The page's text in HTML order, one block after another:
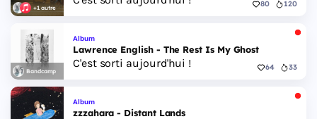
+1 autre 80 120
Bandcamp
Album
Lawrence English - The Rest Is My Ghost
C'est sorti aujourd'hui ! 64 33
Album
zzzahara - Distant Lands